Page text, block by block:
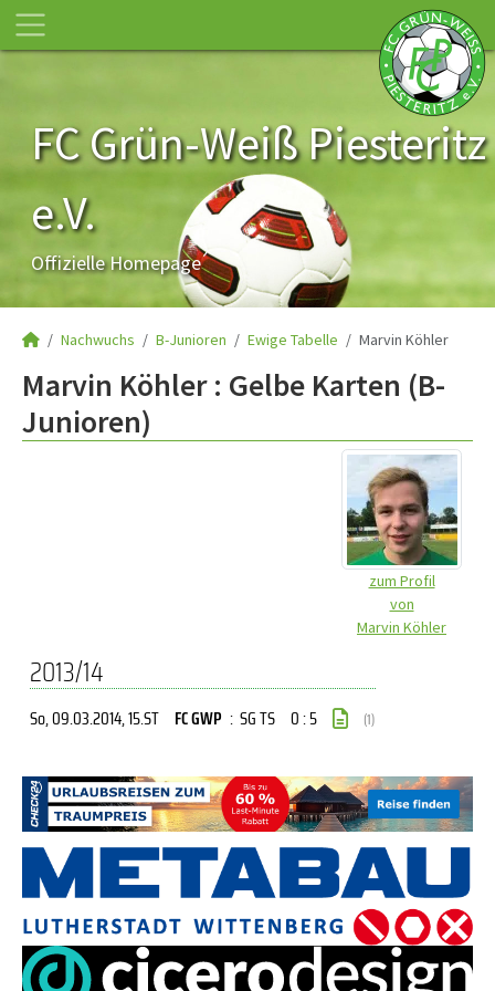
FC Grün-Weiß Piesteritz
e.V.
Offizielle Homepage
Nachwuchs B-Junioren Ewige Tabelle Marvin Köhler
Marvin Köhler : Gelbe Karten (B-
Junioren)
zum Profil
von
Marvin Köhler
2013/14
So, 09.03.2014, 15.ST FC GWP : SG TS 0 : 5 (1)